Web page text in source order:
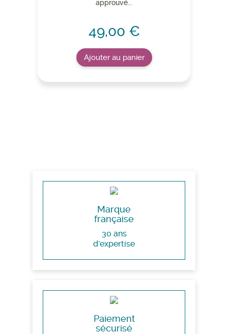
approuvé...
49,00 €
Ajouter au panier
Marque
française
30 ans
d'expertise
Paiement
sécurisé